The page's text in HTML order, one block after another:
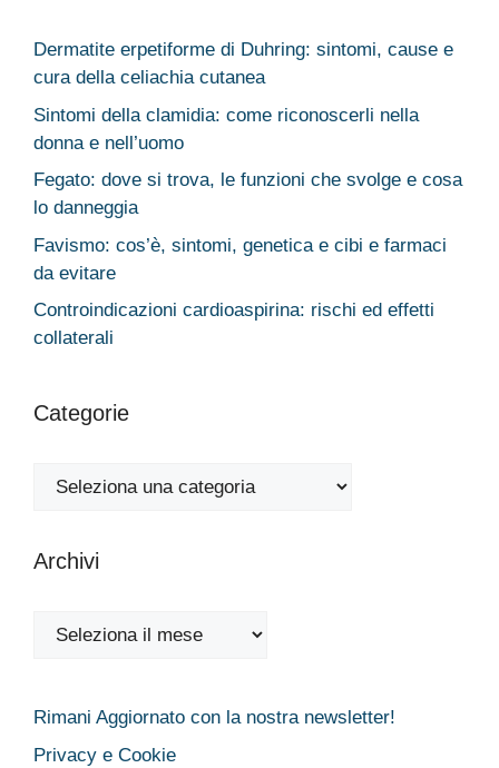
Dermatite erpetiforme di Duhring: sintomi, cause e
cura della celiachia cutanea
Sintomi della clamidia: come riconoscerli nella
donna e nell’uomo
Fegato: dove si trova, le funzioni che svolge e cosa
lo danneggia
Favismo: cos’è, sintomi, genetica e cibi e farmaci
da evitare
Controindicazioni cardioaspirina: rischi ed effetti
collaterali
Categorie
Categorie
Archivi
Archivi
Rimani Aggiornato con la nostra newsletter!
Privacy e Cookie